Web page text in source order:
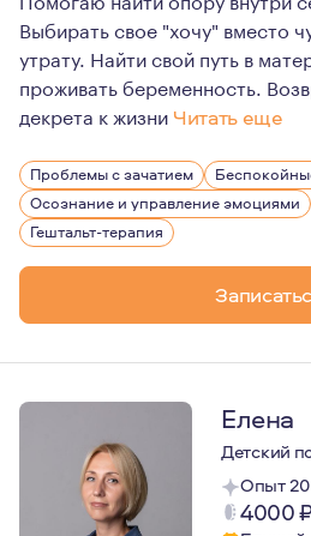
Выбирать свое "хочу" вместо
утрату. Найти свой путь в
проживать беременность.
декрета к жизни Читать еще
Мои мысли и убеждения:
- если вы решили найти
- нет плохих и хороших чувств,
- никто на самом деле не
- дети - это отражение
В перинатальную тему я
Проблемы с зачатием
Осознание и управление эмоциями
Гештальт-терапия
Елена
Детский
Опыт 20
4000